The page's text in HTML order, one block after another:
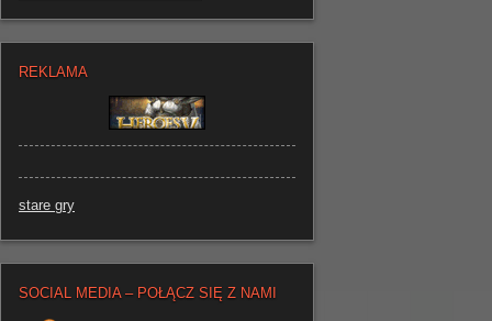
REKLAMA
stare gry
SOCIAL MEDIA – POŁĄCZ SIĘ Z NAMI